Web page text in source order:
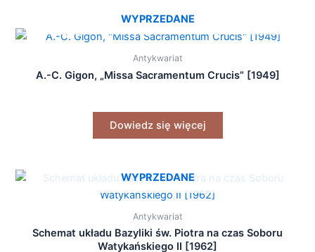
WYPRZEDANE
Antykwariat
A.-C. Gigon, „Missa Sacramentum Crucis” [1949]
Dowiedz się więcej
WYPRZEDANE
Antykwariat
Schemat układu Bazyliki św. Piotra na czas Soboru
Watykańskiego II [1962]